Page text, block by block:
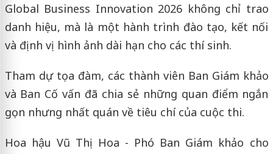
Global Business Innovation 2026 không chỉ trao
danh hiệu, mà là một hành trình đào tạo, kết nối
và định vị hình ảnh dài hạn cho các thí sinh.
Tham dự tọa đàm, các thành viên Ban Giám khảo
và Ban Cố vấn đã chia sẻ những quan điểm ngắn
gọn nhưng nhất quán về tiêu chí của cuộc thi.
Hoa hậu Vũ Thị Hoa - Phó Ban Giám khảo cho